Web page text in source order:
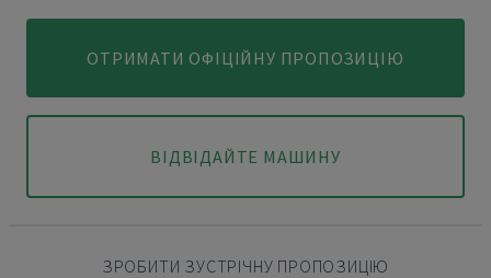
ОТРИМАТИ ОФІЦІЙНУ ПРОПОЗИЦІЮ
ВІДВІДАЙТЕ МАШИНУ
ЗРОБИТИ ЗУСТРІЧНУ ПРОПОЗИЦІЮ